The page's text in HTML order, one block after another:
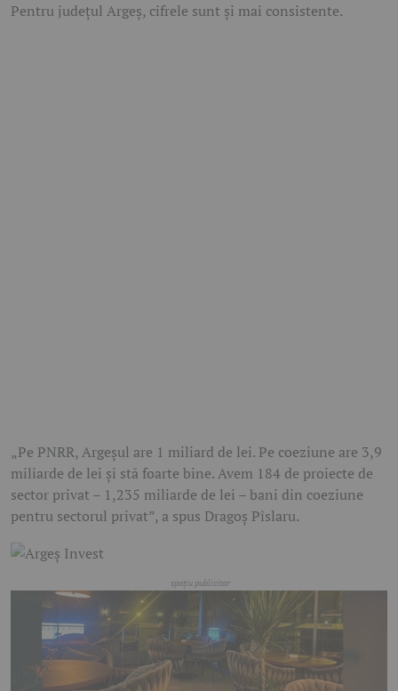
Pentru județul Argeș, cifrele sunt și mai consistente.
„Pe PNRR, Argeșul are 1 miliard de lei. Pe coeziune are 3,9
miliarde de lei și stă foarte bine. Avem 184 de proiecte de
sector privat – 1,235 miliarde de lei – bani din coeziune
pentru sectorul privat”, a spus Dragoș Pîslaru.